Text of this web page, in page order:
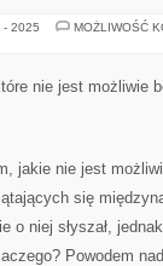
- 2025
MOŻLIWOŚĆ
nie jest możliwie
jakie nie jest
się
o niej słyszał,
Powodem